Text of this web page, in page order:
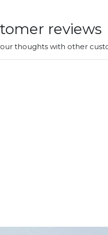
reviews
thoughts with other